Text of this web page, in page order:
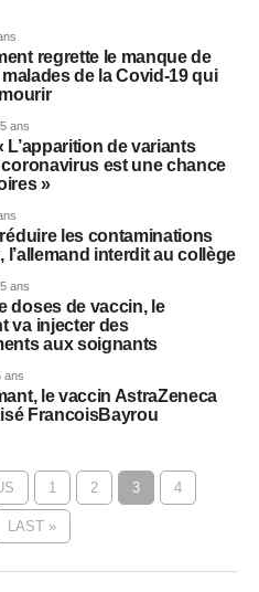
regrette le manque de
de la Covid-19 qui
ans
L’apparition de variants
est une chance
»
les contaminations
l’allemand interdit au collège
ans
doses de vaccin, le
va injecter des
aux soignants
ans
le vaccin AstraZeneca
FrancoisBayrou
1 2 3 4
LAST »